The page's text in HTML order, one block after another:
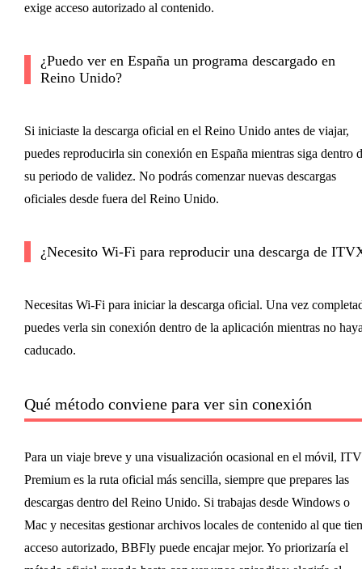
exige acceso autorizado al contenido.
¿Puedo ver en España un programa descargado en
Reino Unido?
Si iniciaste la descarga oficial en el Reino Unido antes de viajar,
puedes reproducirla sin conexión en España mientras siga dentro
su periodo de validez. No podrás comenzar nuevas descargas
oficiales desde fuera del Reino Unido.
¿Necesito Wi‑Fi para reproducir una descarga de
Necesitas Wi‑Fi para iniciar la descarga oficial. Una vez
puedes verla sin conexión dentro de la aplicación mientras no
caducado.
Qué método conviene para ver sin conexión
Para un viaje breve y una visualización ocasional en el móvil,
Premium es la ruta oficial más sencilla, siempre que prepares las
descargas dentro del Reino Unido. Si trabajas desde Windows o
Mac y necesitas gestionar archivos locales de contenido al que
acceso autorizado, BBFly puede encajar mejor. Yo priorizaría el